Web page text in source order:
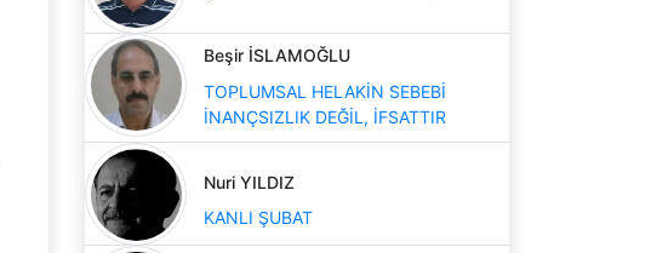
Beşir İSLAMOĞLU
TOPLUMSAL HELAKİN SEBEBİ
İNANÇSIZLIK DEĞİL, İFSATTIR
Nuri YILDIZ
KANLI ŞUBAT